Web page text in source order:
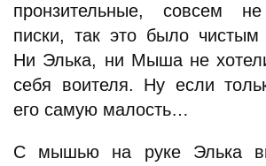
пронзительные, совсем
писки, так это было чистым
Ни Элька, ни Мыша не
себя воителя. Ну если
его самую малость…
С мышью на руке Элька